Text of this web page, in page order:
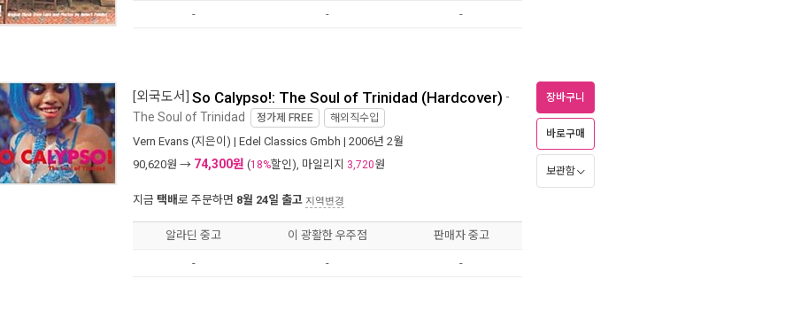
- - -
[외국도서] So Calypso!: The Soul of Trinidad (Hardcover) -
The Soul of Trinidad 정가제 FREE 해외직수입
Vern Evans (지은이) | Edel Classics Gmbh | 2006년 2월
90,620원 → 74,300원 (18%할인), 마일리지 3,720원
지금 택배로 주문하면 8월 24일 출고 지역변경
장바구니
바로구매
보관함
알라딘 중고 이 광활한 우주점 판매자 중고
- - -